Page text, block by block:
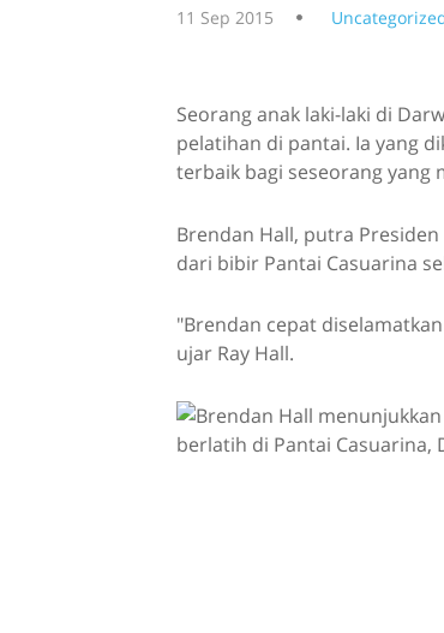
11 Sep 2015
Seorang anak laki-laki di
pelatihan di pantai. Ia yang
terbaik bagi seseorang
Brendan Hall, putra Presiden
dari bibir Pantai Casuarina
"Brendan cepat
ujar Ray Hall.